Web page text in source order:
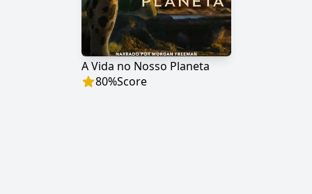
A Vida no Nosso Planeta
80%Score